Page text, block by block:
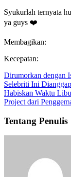
Syukurlah ternyata
ya guys ❤️
Membagikan:
Kecepatan:
Dirumorkan dengan
Selebriti Ini
Habiskan Waktu
Project dari
Tentang Penulis